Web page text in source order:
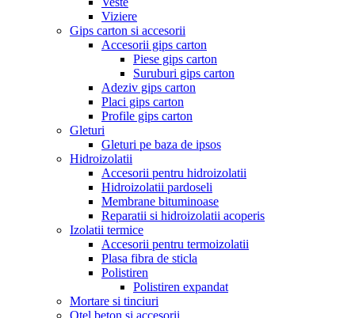
Viziere
Gips carton si accesorii
Accesorii gips carton
Piese gips carton
Suruburi gips carton
Adeziv gips carton
Placi gips carton
Profile gips carton
Gleturi
Gleturi pe baza de ipsos
Hidroizolatii
Accesorii pentru hidroizolatii
Hidroizolatii pardoseli
Membrane bituminoase
Reparatii si hidroizolatii acoperis
Izolatii termice
Accesorii pentru termoizolatii
Plasa fibra de sticla
Polistiren
Polistiren expandat
Mortare si tinciuri
Otel beton si accesorii